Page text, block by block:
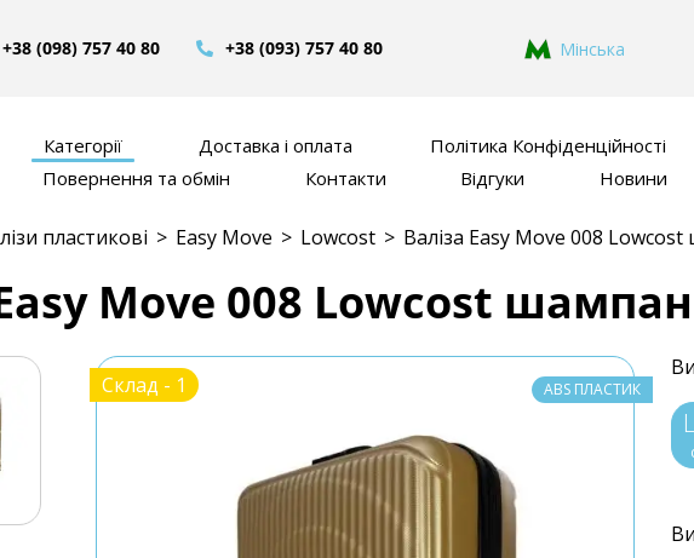
+38 (098) 757 40 80 +38 (093) 757 40 80 Мінська
Категорії Доставка і оплата
Політика Конфіденційності
Повернення та обмін
Контакти Відгуки Новини
пластикові > Easy Move > Lowcost > Валіза Easy Move 008
Move 008 Lowcost
ABS ПЛАСТИК
Склад - 1